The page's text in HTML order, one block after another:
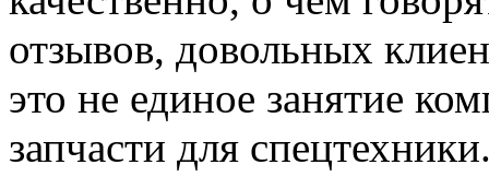
отзывов, довольных
это не единое занятие
запчасти для